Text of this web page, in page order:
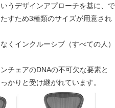
うデザインアプローチを基に、で
すため3種類のサイズが用意され
くインクルーシブ（すべての人）
チェアのDNAの不可欠な要素と
かりと受け継がれています。